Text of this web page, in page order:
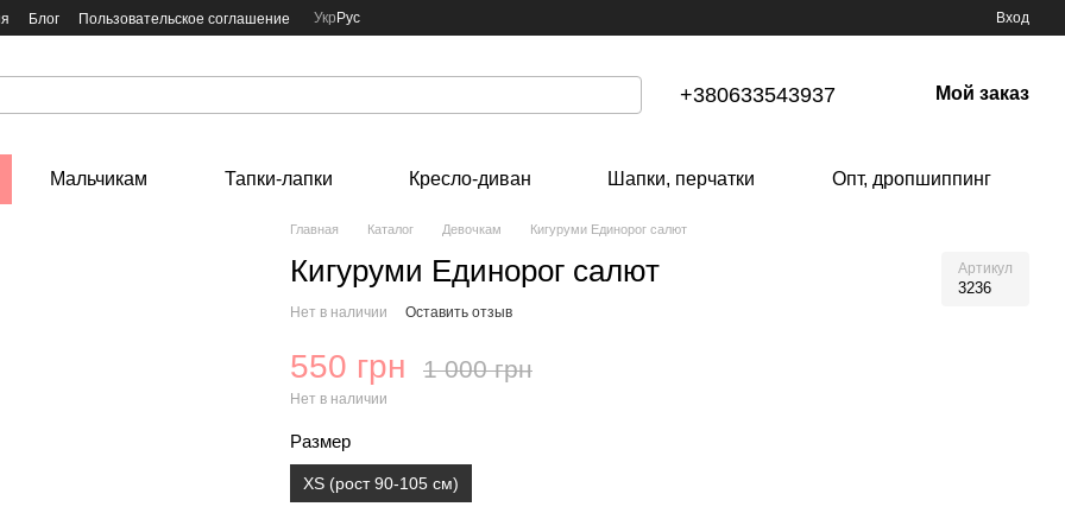
Блог Пользовательское соглашение Укр Рус Вход
+380633543937 Мой заказ
Мальчикам Тапки-лапки Кресло-диван Шапки, перчатки Опт, дропшиппинг
Главная Каталог Девочкам Кигуруми Единорог салют
Кигуруми Единорог салют Артикул
3236
Нет в наличии Оставить отзыв
550 грн 1 000 грн
Нет в наличии
Размер
ХS (рост 90-105 см)